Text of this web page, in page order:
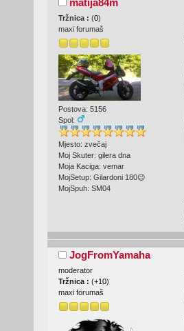
Tržnica : (0)
maxi forumaš
Postova: 5156
Spol:
Mjesto: zvečaj
Moj Skuter: gilera dna
Moja Kaciga: vemar
MojSetup: Gilardoni 180😉
MojSpuh: SM04
JogFromYamaha
moderator
Tržnica : (+10)
maxi forumaš